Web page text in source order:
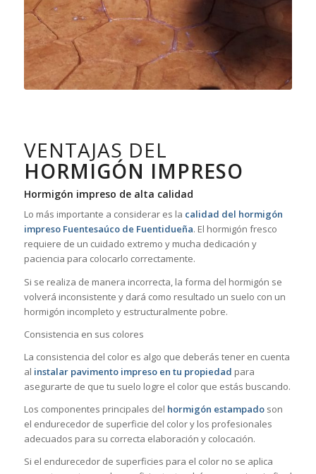
VENTAJAS DEL
HORMIGÓN IMPRESO
Hormigón impreso de alta calidad
Lo más importante a considerar es la calidad del hormigón
impreso Fuentesaúco de Fuentidueña. El hormigón fresco
requiere de un cuidado extremo y mucha dedicación y
paciencia para colocarlo correctamente.
Si se realiza de manera incorrecta, la forma del hormigón se
volverá inconsistente y dará como resultado un suelo con un
hormigón incompleto y estructuralmente pobre.
Consistencia en sus colores
La consistencia del color es algo que deberás tener en cuenta
al instalar pavimento impreso en tu propiedad para
asegurarte de que tu suelo logre el color que estás buscando.
Los componentes principales del hormigón estampadoson
el endurecedor de superficie del color y los profesionales
adecuados para su correcta elaboración y colocación.
Si el endurecedor de superficies para el color no se aplica